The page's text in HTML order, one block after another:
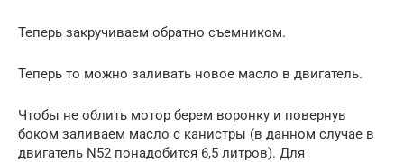
Теперь закручиваем обратно съемником.
Теперь то можно заливать новое масло в двигатель.
Чтобы не облить мотор берем воронку и повернув
боком заливаем масло с канистры (в данном случае в
двигатель N52 понадобится 6,5 литров). Для